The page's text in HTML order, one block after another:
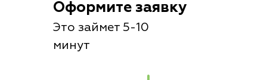
Оформите заявку
Это займет 5-10
минут